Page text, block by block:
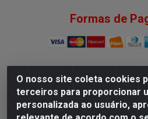
O nosso site coleta cookies
terceiros para proporcionar
personalizada ao usuário,
Formas de
G.M.I. Distribuidora LTDA - Rua
Santa Branca, Belo Horizonte/
CNPJ